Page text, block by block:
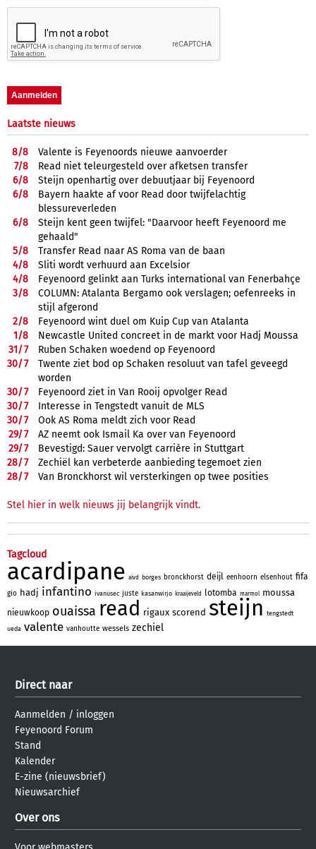
Laatste nieuws
8/8
Valente is Feyenoords nieuwe aanvoerder
7/8
Read niet teleurgesteld over afketsen transfer
6/8
Steijn openhartig over debuutjaar bij Feyenoord
6/8
Bayern haakte af voor Read door twijfelachtig
blessureverleden
6/8
Steijn kent geen twijfel: "Daarvoor heeft Feyenoord me
gehaald"
5/8
Transfer Read naar AS Roma van de baan
4/8
Sliti wordt verhuurd aan Excelsior
4/8
Feyenoord gelinkt aan Turks international van Fenerbahçe
3/8
COLUMN: Atalanta Bergamo ook verslagen; oefenreeks in
stijl afgerond
2/8
Feyenoord wint duel om Kuip Cup van Atalanta
1/8
Newcastle United concreet in de markt voor Hadj Moussa
31/7
Ruben Schaken woedend op Feyenoord
30/7
Twente ziet bod op Schaken resoluut van tafel geveegd
worden
30/7
Feyenoord ziet in Van Rooij opvolger Read
30/7
Interesse in Tengstedt vanuit de MLS
30/7
Ook AS Roma meldt zich voor Read
29/7
AZ neemt ook Ismail Ka over van Feyenoord
29/7
Bevestigd: Sauer vervolgt carrière in Stuttgart
28/7
Zechiël kan verbeterde aanbieding tegemoet zien
28/7 Van Bronckhorst wil versterkingen op twee posities
Stel hier in welk nieuws jij belangrijk vindt.
Tagcloud
acardipane aivd borges bronckhorst deijl eenhoorn elsenhout fifa
gio hadj infantino ivanusec juste kasanwirjo kraaijeveld lotomba marmol moussa
nieuwkoop ouaissa read rigaux scorend steijn tengstedt
ueda valente vanhoutte wessels zechiel
Direct naar
Aanmelden / inloggen
Feyenoord Forum
Stand
Kalender
E-zine (nieuwsbrief)
Nieuwsarchief
Over ons